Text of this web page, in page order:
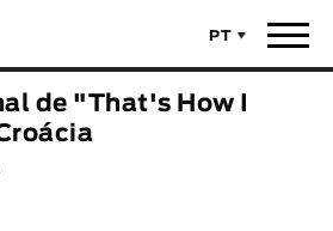
PT
de "That's How I